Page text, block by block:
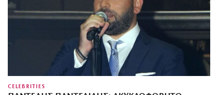
CELEBRITIES